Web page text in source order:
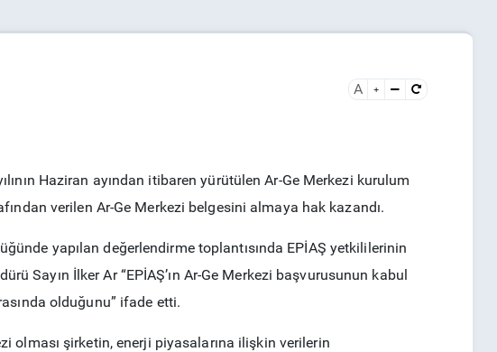
A
Haziran ayından itibaren yürütülen Ar-Ge Merkezi kurulum
verilen Ar-Ge Merkezi belgesini almaya hak kazandı.
yapılan değerlendirme toplantısında EPİAŞ yetkililerinin
Sayın İlker Ar “EPİAŞ’ın Ar-Ge Merkezi başvurusunun kabul
olduğunu” ifade etti.
olması şirketin, enerji piyasalarına ilişkin verilerin